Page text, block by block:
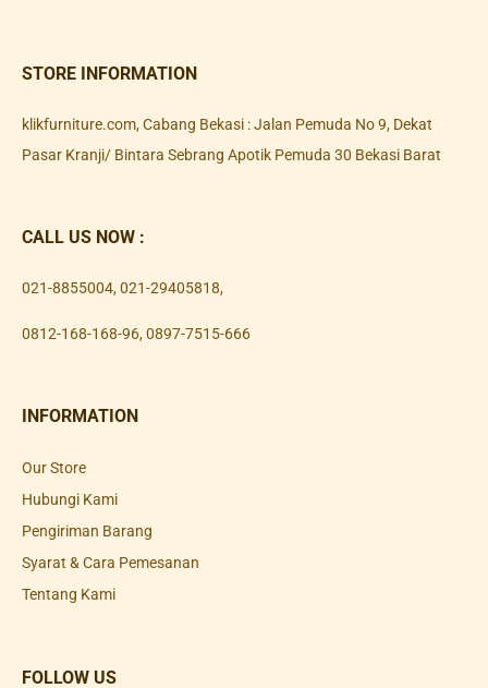
STORE INFORMATION
klikfurniture.com, Cabang Bekasi : Jalan Pemuda No 9, Dekat
Pasar Kranji/ Bintara Sebrang Apotik Pemuda 30 Bekasi Barat
CALL US NOW :
021-8855004, 021-29405818,
0812-168-168-96, 0897-7515-666
INFORMATION
Our Store
Hubungi Kami
Pengiriman Barang
Syarat & Cara Pemesanan
Tentang Kami
FOLLOW US